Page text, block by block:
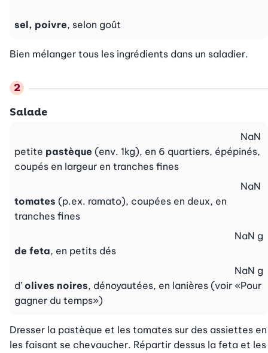
sel, poivre, selon goût
Bien mélanger tous les ingrédients dans un saladier.
Salade
petite pastèque (env. 1kg), en 6 quartiers, épépinés,
coupés en largeur en tranches fines
NaN
tomates (p.ex. ramato), coupées en deux, en
tranches fines
NaN
de feta, en petits dés
NaN g
d’ olives noires, dénoyautées, en lanières (voir «Pour
gagner du temps»)
NaN g
Dresser la pastèque et les tomates sur des assiettes en
les faisant se chevaucher. Répartir dessus la feta et les